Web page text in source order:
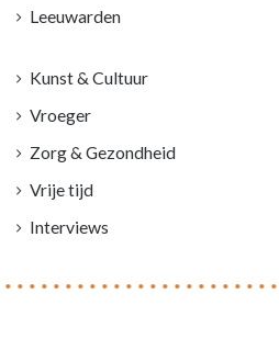
Leeuwarden
Kunst & Cultuur
Vroeger
Zorg & Gezondheid
Vrije tijd
Interviews